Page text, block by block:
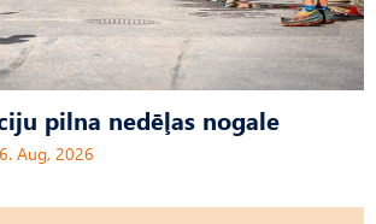
pilna nedēļas nogale
Aug, 2026